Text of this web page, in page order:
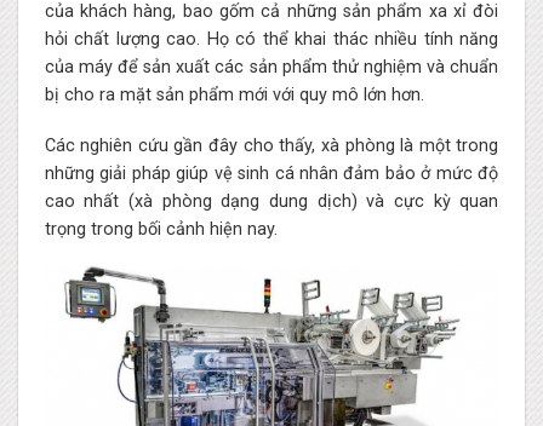
của khách hàng, bao gốm cả những sản phẩm xa xỉ đòi
hỏi chất lượng cao. Họ có thể khai thác nhiều tính năng
của máy để sản xuất các sản phẩm thử nghiệm và chuẩn
bị cho ra mặt sản phẩm mới với quy mô lớn hơn.
Các nghiên cứu gần đây cho thấy, xà phòng là một trong
những giải pháp giúp vệ sinh cá nhân đảm bảo ở mức độ
cao nhất (xà phòng dạng dung dịch) và cực kỳ quan
trọng trong bối cảnh hiện nay.